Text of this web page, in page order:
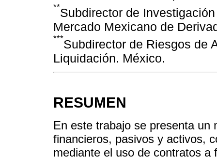
**Subdirector de
Mercado Mexicano de
***Subdirector de Riesgos de
Liquidación. México.
RESUMEN
En este trabajo se presenta un
financieros, pasivos y activos,
mediante el uso de contratos